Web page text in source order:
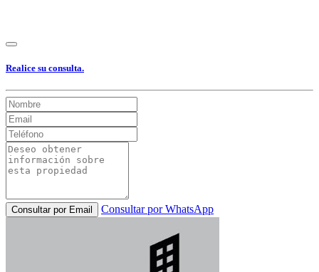
Realice su consulta.
Consultar por Email Consultar por WhatsApp